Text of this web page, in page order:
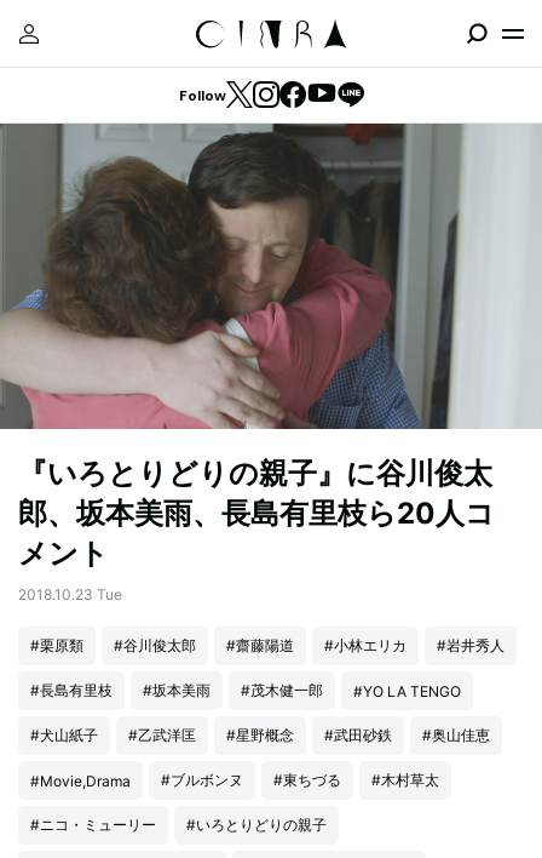
Follow
『いろとりどりの親子』に谷川俊太
郎、坂本美雨、長島有里枝ら20人コ
メント
2018.10.23 Tue
#栗原類 #谷川俊太郎 #齋藤陽道 #小林エリカ #岩井秀人
#長島有里枝 #坂本美雨 #茂木健一郎 #YO LA TENGO
#犬山紙子 #乙武洋匡 #星野概念 #武田砂鉄 #奥山佳恵
#Movie,Drama #ブルボンヌ #東ちづる #木村草太
#ニコ・ミューリー #いろとりどりの親子